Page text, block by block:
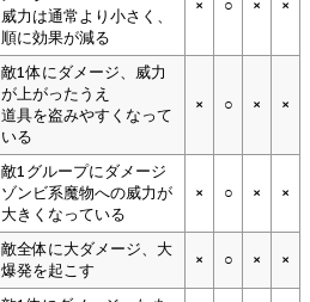
威力は通常より小さく、
順に効果が減る
× ○ × ×
敵1体にダメージ、威力
が上がったうえ
道具を盗みやすくなって
いる
× ○ × ×
敵1グループにダメージ
ゾンビ系魔物への威力が
大きくなっている
× ○ × ×
敵全体に大ダメージ、大
爆発を起こす
× ○ × ×